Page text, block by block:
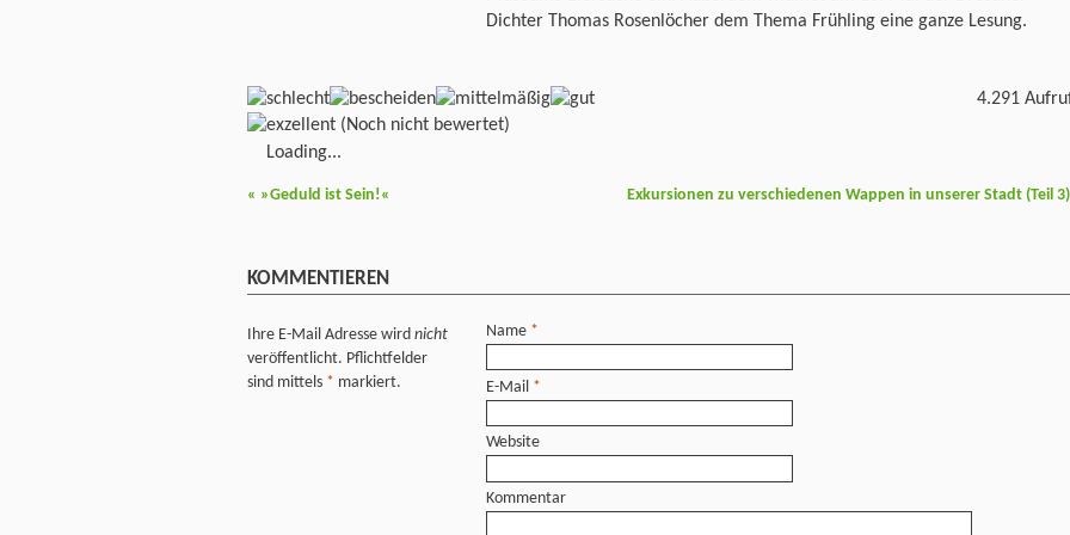
Dichter Thomas Rosenlöcher dem Thema Frühling eine ganze Lesung.
(Noch nicht bewertet)
Loading...
4.291
« »Geduld ist Sein!« Exkursionen zu verschiedenen Wappen in unserer Stadt (Teil 3)
KOMMENTIEREN
Ihre E-Mail Adresse wird nicht
veröffentlicht. Pflichtfelder
sind mittels * markiert.
Name *
E-Mail *
Website
Kommentar